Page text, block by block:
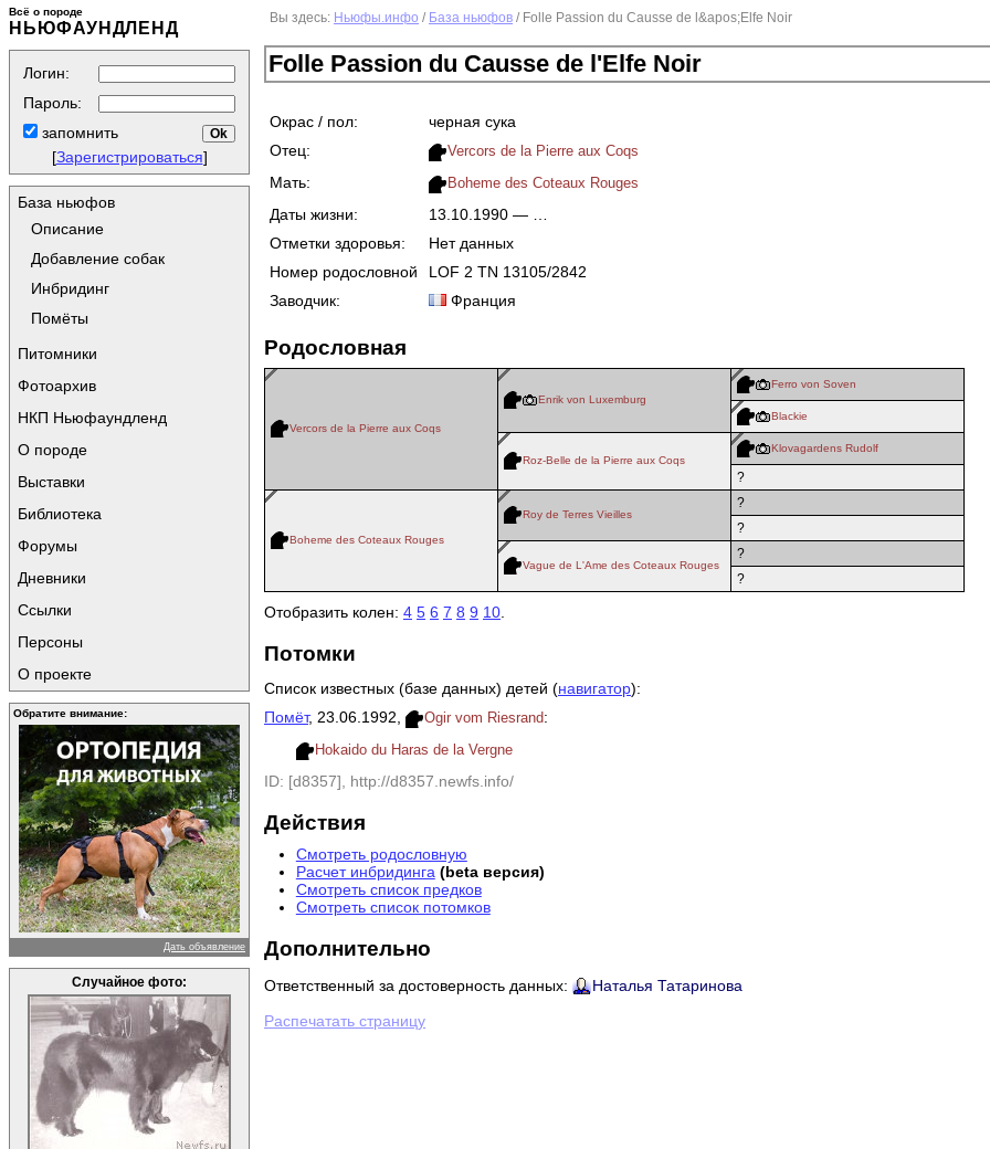
Всё о породе
НЬЮФАУНДЛЕНД
Логин:
Пароль:
запомнить
[Зарегистрироваться]
База ньюфов
Описание
Добавление собак
Инбридинг
Помёты
Питомники
Фотоархив
НКП Ньюфаундленд
О породе
Выставки
Библиотека
Форумы
Дневники
Ссылки
Персоны
О проекте
Обратите внимание:
Дать объявление
Случайное фото:
Вы здесь: Ньюфы.инфо / База ньюфов / Folle Passion du Causse de l&apos;Elfe Noir
Folle Passion du Causse de l'Elfe Noir
Окрас / пол:
черная сука
Отец:
Vercors de la Pierre aux Coqs
Мать: Boheme des Coteaux Rouges
Даты жизни:
13.10.1990 — …
Отметки здоровья:
Нет данных
Номер родословной
LOF 2 TN 13105/2842
Заводчик:
Франция
Родословная
Vercors de la Pierre aux Coqs
Enrik von Luxemburg
Ferro von Soven
Blackie
Roz-Belle de la Pierre aux Coqs
Klovagardens Rudolf
?
Boheme des Coteaux Rouges
Roy de Terres Vieilles
?
?
Vague de L'Ame des Coteaux Rouges
?
?
Отобразить колен: 4 5 6 7 8 9 10.
Потомки
Список известных (базе данных) детей (навигатор):
Помёт, 23.06.1992, Ogir vom Riesrand:
Hokaido du Haras de la Vergne
ID: [d8357], http://d8357.newfs.info/
Действия
Смотреть родословную
Расчет инбридинга (beta версия)
Смотреть список предков
Смотреть список потомков
Дополнительно
Ответственный за достоверность данных: Наталья Татаринова
Распечатать страницу